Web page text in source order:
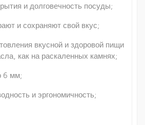
и долговечность посуды;
и сохраняют свой вкус;
вкусной и здоровой пищи
как на раскаленных камнях;
6 мм;
и эргономичность;